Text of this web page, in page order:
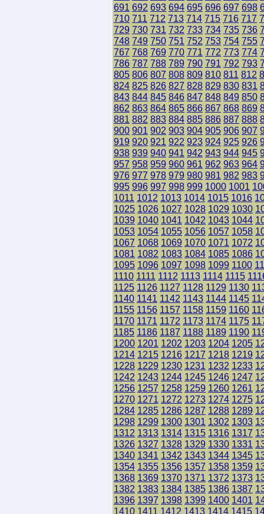
691 692 693 694 695 696 697 698
710 711 712 713 714 715 716 717
729 730 731 732 733 734 735 736
748 749 750 751 752 753 754 755
767 768 769 770 771 772 773 774
786 787 788 789 790 791 792 793
805 806 807 808 809 810 811 812
824 825 826 827 828 829 830 831
843 844 845 846 847 848 849 850
862 863 864 865 866 867 868 869
881 882 883 884 885 886 887 888
900 901 902 903 904 905 906 907
919 920 921 922 923 924 925 926
938 939 940 941 942 943 944 945
957 958 959 960 961 962 963 964
976 977 978 979 980 981 982 983
995 996 997 998 999 1000 1001
1011 1012 1013 1014 1015 1016
1025 1026 1027 1028 1029 1030
1039 1040 1041 1042 1043 1044
1053 1054 1055 1056 1057 1058
1067 1068 1069 1070 1071 1072
1081 1082 1083 1084 1085 1086
1095 1096 1097 1098 1099 1100
1110 1111 1112 1113 1114 1115
1125 1126 1127 1128 1129 1130
1140 1141 1142 1143 1144 1145
1155 1156 1157 1158 1159 1160
1170 1171 1172 1173 1174 1175
1185 1186 1187 1188 1189 1190
1200 1201 1202 1203 1204 1205
1214 1215 1216 1217 1218 1219
1228 1229 1230 1231 1232 1233
1242 1243 1244 1245 1246 1247
1256 1257 1258 1259 1260 1261
1270 1271 1272 1273 1274 1275
1284 1285 1286 1287 1288 1289
1298 1299 1300 1301 1302 1303
1312 1313 1314 1315 1316 1317
1326 1327 1328 1329 1330 1331
1340 1341 1342 1343 1344 1345
1354 1355 1356 1357 1358 1359
1368 1369 1370 1371 1372 1373
1382 1383 1384 1385 1386 1387
1396 1397 1398 1399 1400 1401
1410 1411 1412 1413 1414 1415